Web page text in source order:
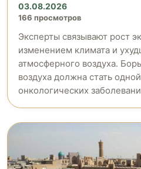
03.08.2026
166 просмотров
Эксперты связывают рост
изменением климата и
атмосферного воздуха.
воздуха должна стать
онкологических